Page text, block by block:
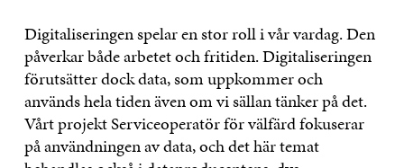
Digitaliseringen spelar en stor roll i vår vardag. Den
påverkar både arbetet och fritiden. Digitaliseringen
förutsätter dock data, som uppkommer och
används hela tiden även om vi sällan tänker på det.
Vårt projekt Serviceoperatör för välfärd fokuserar
på användningen av data, och det här temat